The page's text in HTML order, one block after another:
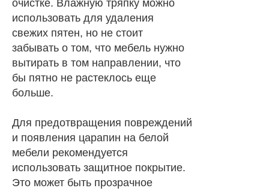
очистке. Влажную тряпку можно
использовать для удаления
свежих пятен, но не стоит
забывать о том, что мебель нужно
вытирать в том направлении, что
бы пятно не растеклось еще
больше.
Для предотвращения повреждений
и появления царапин на белой
мебели рекомендуется
использовать защитное покрытие.
Это может быть прозрачное